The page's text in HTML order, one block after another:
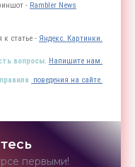
- Rambler News
к статье - Яндекс. Картинки.
вопросы. Напишите нам.
поведения на сайте.
первыми!